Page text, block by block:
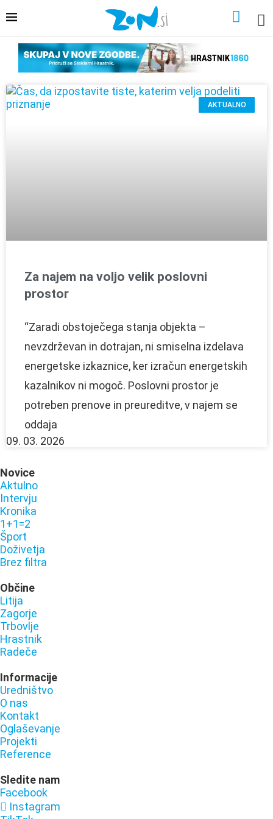
AKTUALNO
Za najem na voljo velik poslovni
prostor
“Zaradi obstoječega stanja objekta –
nevzdrževan in dotrajan, ni smiselna izdelava
energetske izkaznice, ker izračun energetskih
kazalnikov ni mogoč. Poslovni prostor je
potreben prenove in preureditve, v najem se
oddaja
09. 03. 2026
Novice
Aktulno
Intervju
Kronika
1+1=2
Šport
Doživetja
Brez filtra
Občine
Litija
Zagorje
Trbovlje
Hrastnik
Radeče
Informacije
Uredništvo
O nas
Kontakt
Oglaševanje
Projekti
Reference
Sledite nam
Facebook
Instagram